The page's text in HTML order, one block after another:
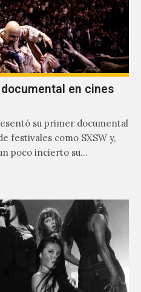
en cines
su primer documental
festivales como SXSW y,
poco incierto su…